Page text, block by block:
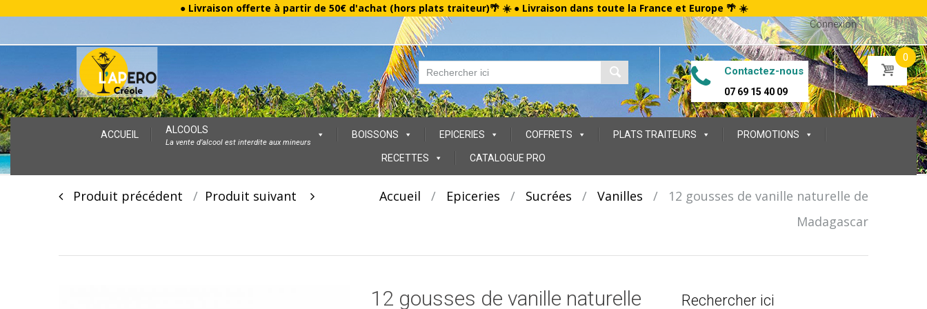
● Livraison offerte à partir de 50€ d'achat (hors plats traiteur)🌴 ☀️ ● Livraison dans toute la France et Europe 🌴 ☀️
Connexion
Contactez-nous
07 69 15 40 09
0
Skip
to
content
ACCUEIL ALCOOLS
La vente d’alcool est interdite aux mineurs
BOISSONS EPICERIES COFFRETS PLATS TRAITEURS PROMOTIONS
RECETTES CATALOGUE PRO
Post
Produit précédent Produit suivant Accueil / Epiceries / Sucrées / Vanilles /
12 gousses de vanille naturelle de
Madagascar
12 gousses de vanille naturelle
Rechercher ici